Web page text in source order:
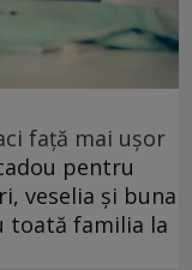
față mai ușor
pentru
veselia și buna
toată familia la